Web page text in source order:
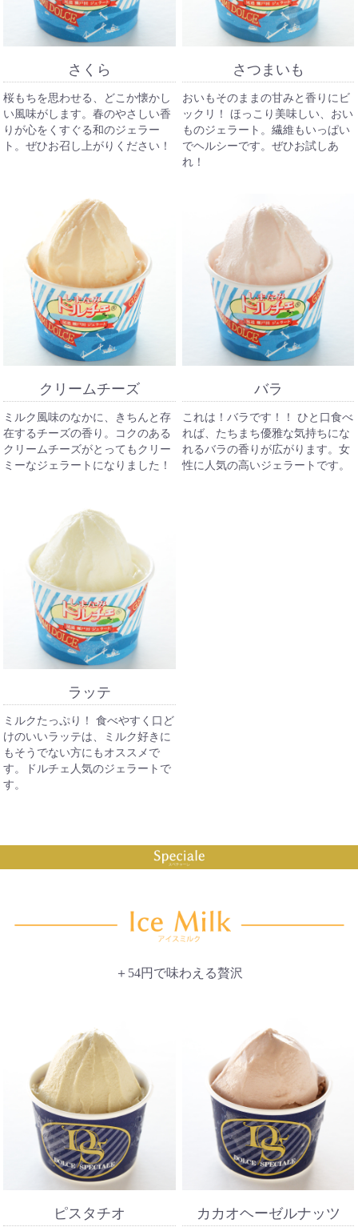
さくら
桜もちを思わせる、どこか懐かし
い風味がします。春のやさしい香
りが心をくすぐる和のジェラー
ト。ぜひお召し上がりください！
さつまいも
おいもそのままの甘みと香りにビ
ックリ！ ほっこり美味しい、おい
ものジェラート。繊維もいっぱい
でヘルシーです。ぜひお試しあ
れ！
クリームチーズ
ミルク風味のなかに、きちんと存
在するチーズの香り。コクのある
クリームチーズがとってもクリー
ミーなジェラートになりました！
バラ
これは！バラです！！ ひと口食べ
れば、たちまち優雅な気持ちにな
れるバラの香りが広がります。女
性に人気の高いジェラートです。
ラッテ
ミルクたっぷり！ 食べやすく口ど
けのいいラッテは、ミルク好きに
もそうでない方にもオススメで
す。ドルチェ人気のジェラートで
す。
＋54円で味わえる贅沢
ピスタチオ カカオヘーゼルナッツ